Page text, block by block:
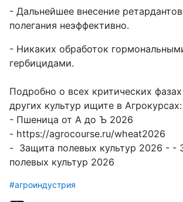
- Дальнейшее внесение
полегания неэффективно.
- Никаких обработок
гербицидами.
Подробно о всех критических
других культур ищите в Агрокурсах:
- Пшеница от А до Ъ 2026
- https://agrocourse.ru/wheat2026
- Защита полевых культур 2026 - -
полевых культур 2026
#агроиндустрия